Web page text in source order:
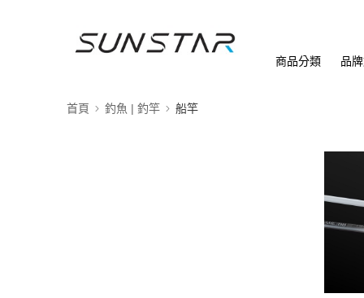
商品分類 品
首頁 釣魚 | 釣竿 船竿